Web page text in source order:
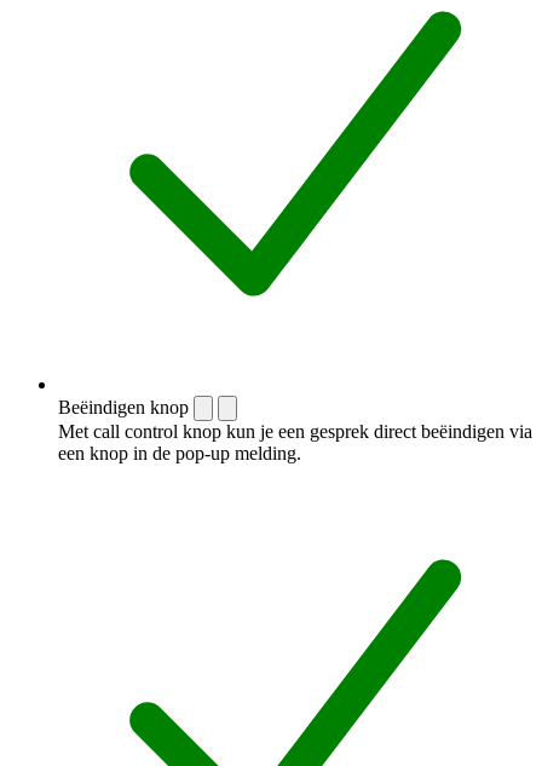
Beëindigen knop
Met call control knop kun je een gesprek direct beëindigen via
een knop in de pop-up melding.